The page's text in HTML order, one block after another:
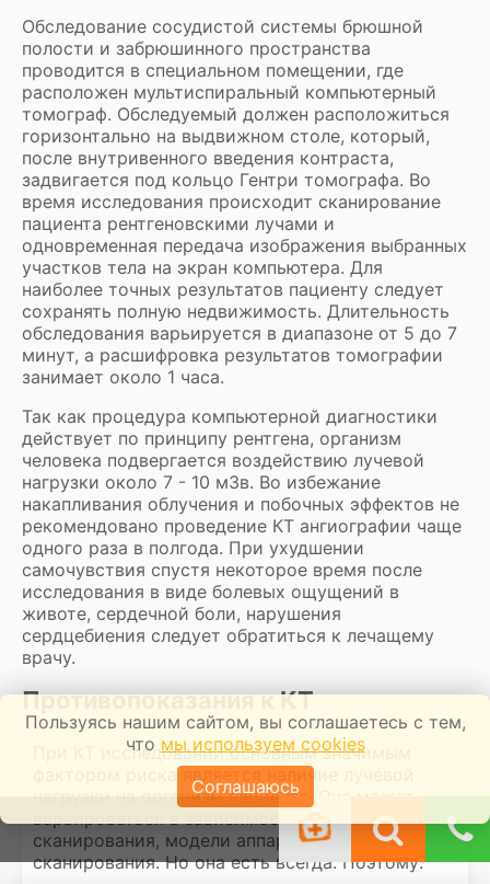
Обследование сосудистой системы брюшной
полости и забрюшинного пространства
проводится в специальном помещении, где
расположен мультиспиральный компьютерный
томограф. Обследуемый должен расположиться
горизонтально на выдвижном столе, который,
после внутривенного введения контраста,
задвигается под кольцо Гентри томографа. Во
время исследования происходит сканирование
пациента рентгеновскими лучами и
одновременная передача изображения выбранных
участков тела на экран компьютера. Для
наиболее точных результатов пациенту следует
сохранять полную недвижимость. Длительность
обследования варьируется в диапазоне от 5 до 7
минут, а расшифровка результатов томографии
занимает около 1 часа.
Так как процедура компьютерной диагностики
действует по принципу рентгена, организм
человека подвергается воздействию лучевой
нагрузки около 7 - 10 мЗв. Во избежание
накапливания облучения и побочных эффектов не
рекомендовано проведение КТ ангиографии чаще
одного раза в полгода. При ухудшении
самочувствия спустя некоторое время после
исследования в виде болевых ощущений в
животе, сердечной боли, нарушения
сердцебиения следует обратиться к лечащему
врачу.
Противопоказания к КТ
При КТ исследовании основным значимым
фактором риска является наличие лучевой
нагрузки на организм пациента. Она может
варьироваться в зависимости от зоны
сканирования, модели аппарата и протокола
сканирования. Но она есть всегда. Поэтому:
Пользуясь нашим сайтом, вы соглашаетесь с тем,
что мы используем cookies
Соглашаюсь